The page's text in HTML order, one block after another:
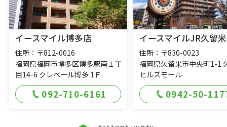
イースマイル博多店
住所：〒812-0016
福岡県福岡市博多区博多駅南１丁
目14-6 クレベール博多 1Ｆ
092-710-6161
イースマイルJR久留
住所：〒830-0023
福岡県久留米市中央町1-1
ヒルズモール
0942-50-